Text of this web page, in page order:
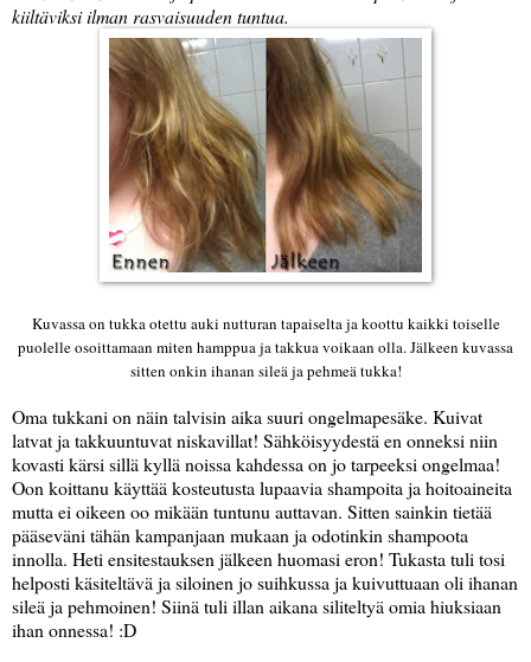
kiiltäviksi ilman rasvaisuuden tuntua.
Kuvassa on tukka otettu auki nutturan tapaiselta ja koottu kaikki toiselle
puolelle osoittamaan miten hamppua ja takkua voikaan olla. Jälkeen kuvassa
sitten onkin ihanan sileä ja pehmeä tukka!
Oma tukkani on näin talvisin aika suuri ongelmapesäke. Kuivat
latvat ja takkuuntuvat niskavillat! Sähköisyydestä en onneksi niin
kovasti kärsi sillä kyllä noissa kahdessa on jo tarpeeksi ongelmaa!
Oon koittanu käyttää kosteutusta lupaavia shampoita ja hoitoaineita
mutta ei oikeen oo mikään tuntunu auttavan. Sitten sainkin tietää
pääseväni tähän kampanjaan mukaan ja odotinkin shampoota
innolla. Heti ensitestauksen jälkeen huomasi eron! Tukasta tuli tosi
helposti käsiteltävä ja siloinen jo suihkussa ja kuivuttuaan oli ihanan
sileä ja pehmoinen! Siinä tuli illan aikana siliteltyä omia hiuksiaan
ihan onnessa! :D